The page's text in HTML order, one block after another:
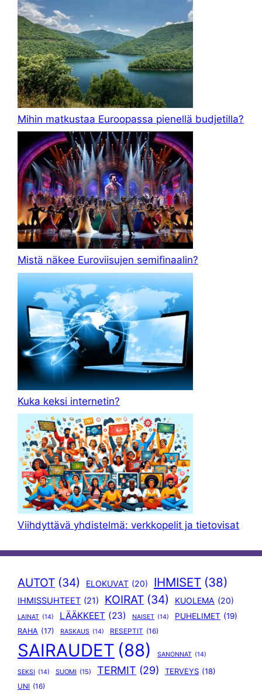
Mihin matkustaa Euroopassa pienellä budjetilla?
Mistä näkee Euroviisujen semifinaalin?
Kuka keksi internetin?
Viihdyttävä yhdistelmä: verkkopelit ja tietovisat
AUTOT (34) ELOKUVAT (20) IHMISET (38)
IHMISSUHTEET (21) KOIRAT (34) KUOLEMA (20)
LAINAT (14) LÄÄKKEET (23) NAISET (14) PUHELIMET (19)
RAHA (17) RASKAUS (14) RESEPTIT (16)
SAIRAUDET (88) SANONNAT (14)
SEKSI (14) SUOMI (15) TERMIT (29) TERVEYS (18)
UNI (16)